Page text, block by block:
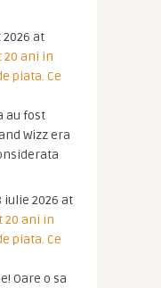
at
20 ani in
piata. Ce
au fost
Wizz era
iulie 2026 at
20 ani in
piata. Ce
Oare o sa